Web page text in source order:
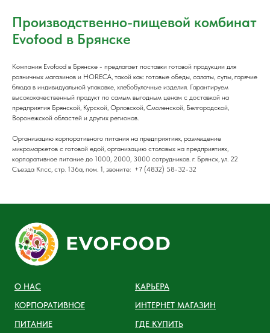
Производственно-пищевой комбинат
Evofood в Брянске
Компания Evofood в Брянске - предлагает поставки готовой продукции для
розничных магазинов и HORECA, такой как: готовые обеды, салаты, супы, горячие
блюда в индивидуальной упаковке, хлебобулочные изделия. Гарантируем
высококачественный продукт по самым выгодным ценам с доставкой на
предприятия Брянской, Курской, Орловской, Смоленской, Белгородской,
Воронежской областей и других регионов.
Организацию корпоративного питания на предприятиях, размещение
микромаркетов с готовой едой, организацию столовых на предприятиях,
корпоративное питание до 1000, 2000, 3000 сотрудников. г. Брянск, ул. 22
Съезда Кпсс, стр. 136а, пом. 1, звоните: +7 (4832) 58-32-32
О НАС
КОРПОРАТИВНОЕ
ПИТАНИЕ
КАРЬЕРА
ИНТЕРНЕТ МАГАЗИН
ГДЕ КУПИТЬ